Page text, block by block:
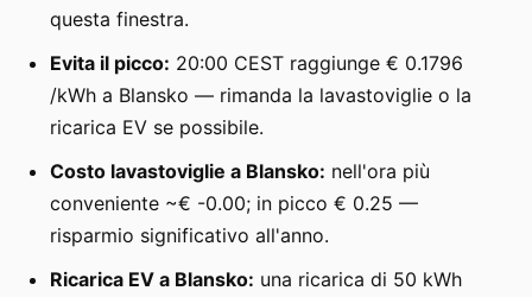
questa finestra.
Evita il picco: 20:00 CEST raggiunge € 0.1796
/kWh a Blansko — rimanda la lavastoviglie o la
ricarica EV se possibile.
Costo lavastoviglie a Blansko: nell'ora più
conveniente ~€ -0.00; in picco € 0.25 —
risparmio significativo all'anno.
Ricarica EV a Blansko: una ricarica di 50 kWh